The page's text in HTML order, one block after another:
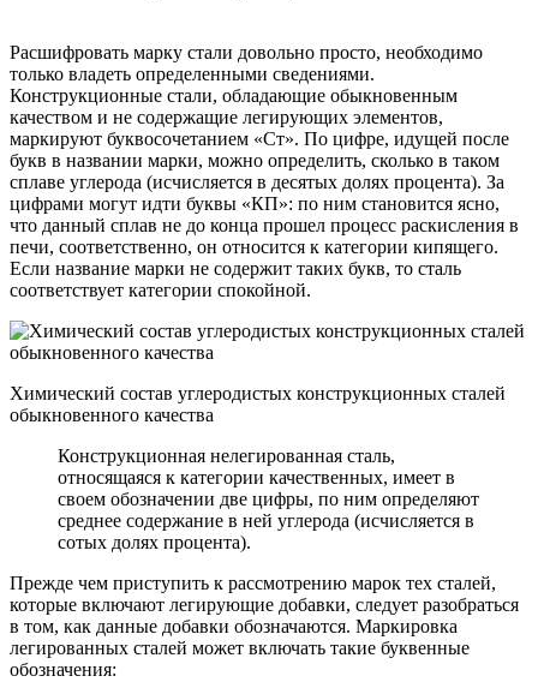
Расшифровать марку стали довольно просто, необходимо
только владеть определенными сведениями.
Конструкционные стали, обладающие обыкновенным
качеством и не содержащие легирующих элементов,
маркируют буквосочетанием «Ст». По цифре, идущей после
букв в названии марки, можно определить, сколько в таком
сплаве углерода (исчисляется в десятых долях процента). За
цифрами могут идти буквы «КП»: по ним становится ясно,
что данный сплав не до конца прошел процесс раскисления в
печи, соответственно, он относится к категории кипящего.
Если название марки не содержит таких букв, то сталь
соответствует категории спокойной.
Химический состав углеродистых конструкционных сталей
обыкновенного качества
Конструкционная нелегированная сталь,
относящаяся к категории качественных, имеет в
своем обозначении две цифры, по ним определяют
среднее содержание в ней углерода (исчисляется в
сотых долях процента).
Прежде чем приступить к рассмотрению марок тех сталей,
которые включают легирующие добавки, следует разобраться
в том, как данные добавки обозначаются. Маркировка
легированных сталей может включать такие буквенные
обозначения: